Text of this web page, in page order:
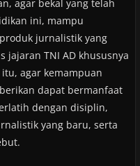
agar bekal yang telah
ini, mampu
jurnalistik yang
jajaran TNI AD khususnya
agar kemampuan
dapat bermanfaat
dengan disiplin,
yang baru, serta